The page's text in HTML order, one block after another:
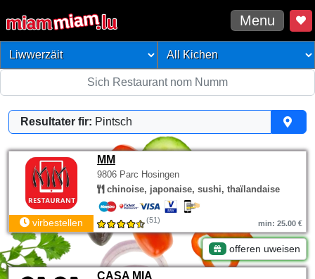
Menu
Resultater fir: Pintsch
MM
9806 Parc Hosingen
chinoise, japonaise, sushi, thaïlandaise
virbestellen (51) min: 25.00 €
offeren uweisen
CASA MIA